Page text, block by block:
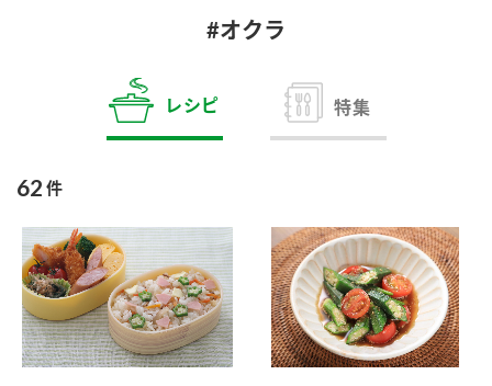
商品カテゴリ
お酢ドリンク ぽん酢
みりん風・料理酒 鍋用調味料
ブランド・スペシャルサイト
ブランド・スペシャルサイト トップ
商品ブランドサイト
企業情報
#オクラ
レシピ 特集
62 件